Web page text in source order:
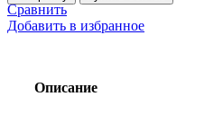
Рашгард
VENUM
Сравнить
Добавить в избранное
Описание